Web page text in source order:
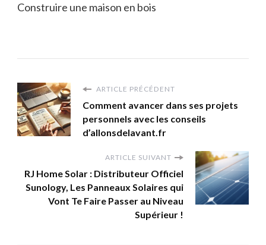
Construire une maison en bois
ARTICLE PRÉCÉDENT
Comment avancer dans ses projets
personnels avec les conseils
d’allonsdelavant.fr
ARTICLE SUIVANT
RJ Home Solar : Distributeur Officiel
Sunology, Les Panneaux Solaires qui
Vont Te Faire Passer au Niveau
Supérieur !